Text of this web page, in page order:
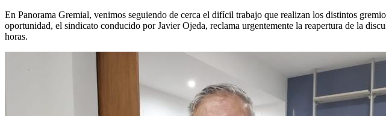
En Panorama Gremial, venimos seguiendo de cerca el difícil trabajo que realizan los distintos
oportunidad, el sindicato conducido por Javier Ojeda, reclama urgentemente la reapertura de la
horas.